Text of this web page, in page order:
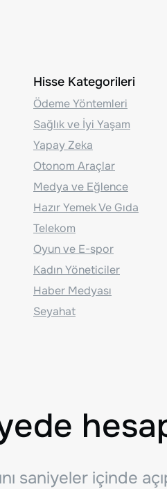
Hisse Kategorileri
Ödeme Yöntemleri
Sağlık ve İyi Yaşam
Yapay Zeka
Otonom Araçlar
Medya ve Eğlence
Hazır Yemek Ve Gıda
Telekom
Oyun ve E-spor
Kadın Yöneticiler
Haber Medyası
Seyahat
saniyeler içinde